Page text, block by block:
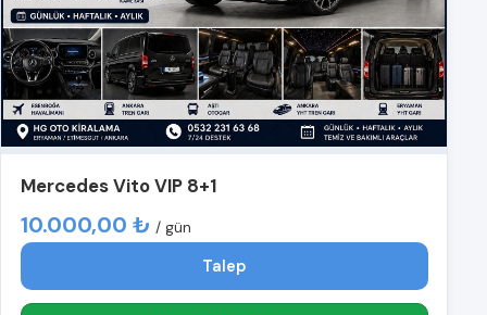
Mercedes Vito VIP 8+1
10.000,00 ₺ / gün
Talep